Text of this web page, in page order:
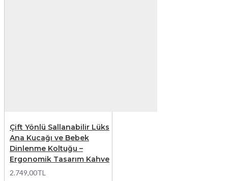
Çift Yönlü Sallanabilir Lüks
Ana Kucağı ve Bebek
Dinlenme Koltuğu –
Ergonomik Tasarım Kahve
2.749,00TL